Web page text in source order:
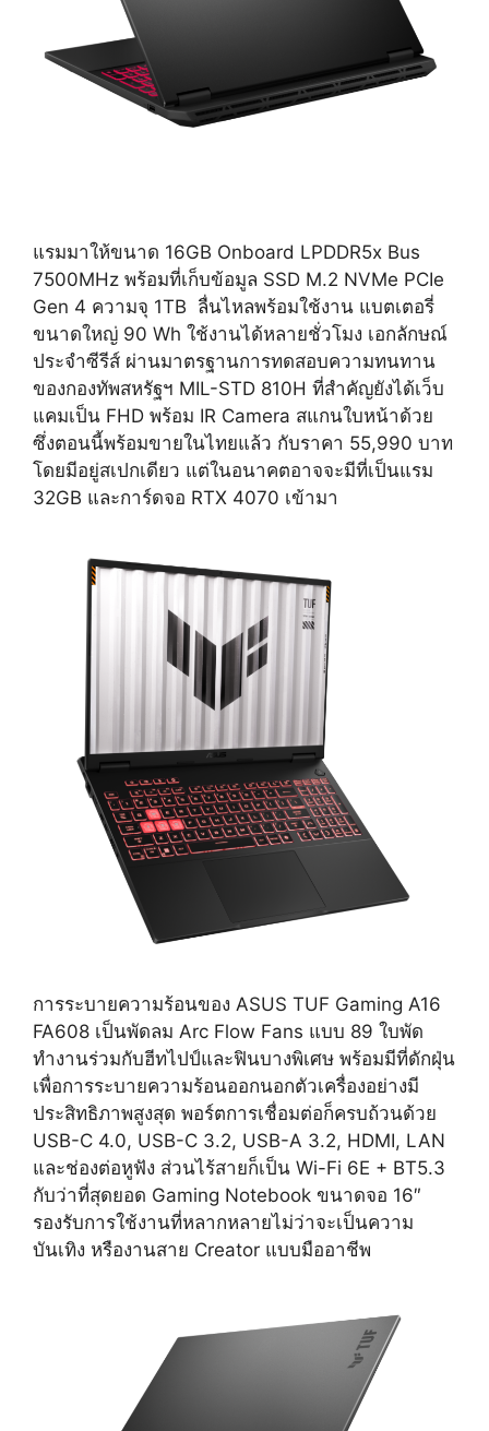
แรมมาให้ขนาด 16GB Onboard LPDDR5x Bus
7500MHz พร้อมที่เก็บข้อมูล SSD M.2 NVMe PCIe
Gen 4 ความจุ 1TB ลื่นไหลพร้อมใช้งาน แบตเตอรี่
ขนาดใหญ่ 90 Wh ใช้งานได้หลายชั่วโมง เอกลักษณ์
ประจำซีรีส์ ผ่านมาตรฐานการทดสอบความทนทาน
ของกองทัพสหรัฐฯ MIL-STD 810H ที่สำคัญยังได้เว็บ
แคมเป็น FHD พร้อม IR Camera สแกนใบหน้าด้วย
ซึ่งตอนนี้พร้อมขายในไทยแล้ว กับราคา 55,990 บาท
โดยมีอยู่สเปกเดียว แต่ในอนาคตอาจจะมีที่เป็นแรม
32GB และการ์ดจอ RTX 4070 เข้ามา
การระบายความร้อนของ ASUS TUF Gaming A16
FA608 เป็นพัดลม Arc Flow Fans แบบ 89 ใบพัด
ทำงานร่วมกับฮีทไปป์และฟินบางพิเศษ พร้อมมีที่ดักฝุ่น
เพื่อการระบายความร้อนออกนอกตัวเครื่องอย่างมี
ประสิทธิภาพสูงสุด พอร์ตการเชื่อมต่อก็ครบถ้วนด้วย
USB-C 4.0, USB-C 3.2, USB-A 3.2, HDMI, LAN
และช่องต่อหูฟัง ส่วนไร้สายก็เป็น Wi-Fi 6E + BT5.3
กับว่าที่สุดยอด Gaming Notebook ขนาดจอ 16″
รองรับการใช้งานที่หลากหลายไม่ว่าจะเป็นความ
บันเทิง หรืองานสาย Creator แบบมืออาชีพ